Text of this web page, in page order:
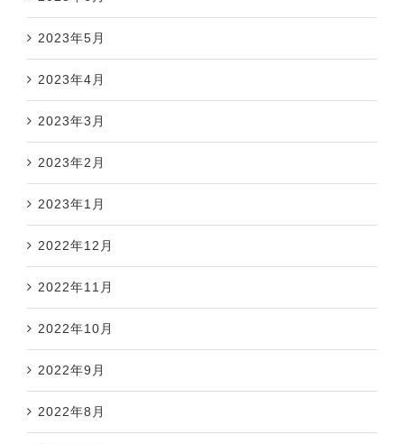
2023年5月
2023年4月
2023年3月
2023年2月
2023年1月
2022年12月
2022年11月
2022年10月
2022年9月
2022年8月